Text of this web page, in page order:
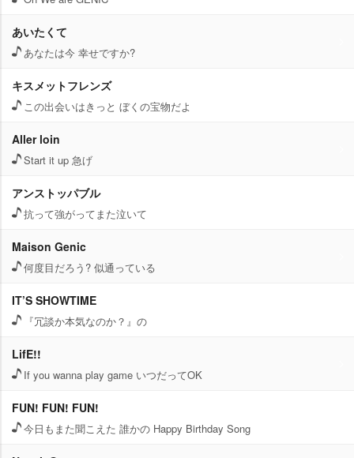
あいたくて
あなたは今 幸せですか?
キスメットフレンズ
この出会いはきっと ぼくの宝物だよ
Aller loin
Start it up 急げ
アンストッパブル
抗って強がってまた泣いて
Maison Genic
何度目だろう? 似通っている
IT’S SHOWTIME
『冗談か本気なのか？』の
LifE!!
If you wanna play game いつだってOK
FUN! FUN! FUN!
今日もまた聞こえた 誰かの Happy Birthday Song